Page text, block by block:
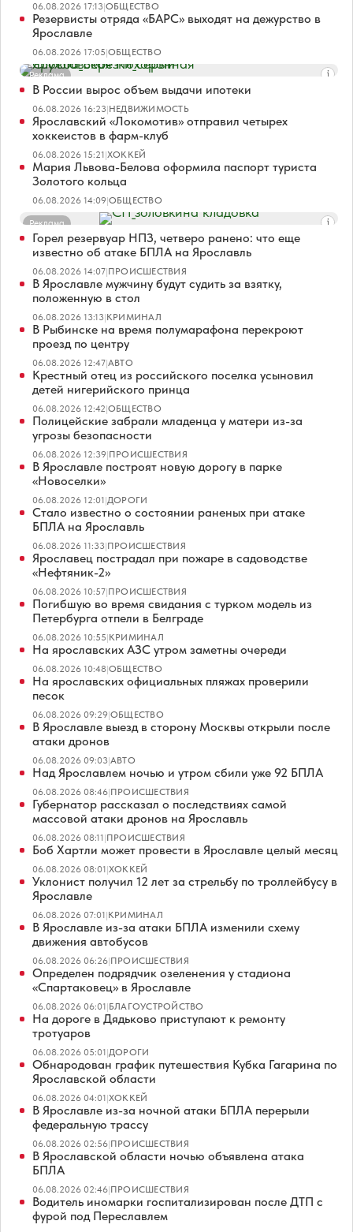
06.08.2026 17:13|ОБЩЕСТВО
Резервисты отряда «БАРС» выходят на дежурство в
Ярославле
06.08.2026 17:05|ОБЩЕСТВО
Реклама
В России вырос объем выдачи ипотеки
06.08.2026 16:23|НЕДВИЖИМОСТЬ
Ярославский «Локомотив» отправил четырех
хоккеистов в фарм-клуб
06.08.2026 15:21|ХОККЕЙ
Мария Львова-Белова оформила паспорт туриста
Золотого кольца
06.08.2026 14:09|ОБЩЕСТВО
Реклама
Горел резервуар НПЗ, четверо ранено: что еще
известно об атаке БПЛА на Ярославль
06.08.2026 14:07|ПРОИСШЕСТВИЯ
В Ярославле мужчину будут судить за взятку,
положенную в стол
06.08.2026 13:13|КРИМИНАЛ
В Рыбинске на время полумарафона перекроют
проезд по центру
06.08.2026 12:47|АВТО
Крестный отец из российского поселка усыновил
детей нигерийского принца
06.08.2026 12:42|ОБЩЕСТВО
Полицейские забрали младенца у матери из-за
угрозы безопасности
06.08.2026 12:39|ПРОИСШЕСТВИЯ
В Ярославле построят новую дорогу в парке
«Новоселки»
06.08.2026 12:01|ДОРОГИ
Стало известно о состоянии раненых при атаке
БПЛА на Ярославль
06.08.2026 11:33|ПРОИСШЕСТВИЯ
Ярославец пострадал при пожаре в садоводстве
«Нефтяник-2»
06.08.2026 10:57|ПРОИСШЕСТВИЯ
Погибшую во время свидания с турком модель из
Петербурга отпели в Белграде
06.08.2026 10:55|КРИМИНАЛ
На ярославских АЗС утром заметны очереди
06.08.2026 10:48|ОБЩЕСТВО
На ярославских официальных пляжах проверили
песок
06.08.2026 09:29|ОБЩЕСТВО
В Ярославле выезд в сторону Москвы открыли после
атаки дронов
06.08.2026 09:03|АВТО
Над Ярославлем ночью и утром сбили уже 92 БПЛА
06.08.2026 08:46|ПРОИСШЕСТВИЯ
Губернатор рассказал о последствиях самой
массовой атаки дронов на Ярославль
06.08.2026 08:11|ПРОИСШЕСТВИЯ
Боб Хартли может провести в Ярославле целый месяц
06.08.2026 08:01|ХОККЕЙ
Уклонист получил 12 лет за стрельбу по троллейбусу в
Ярославле
06.08.2026 07:01|КРИМИНАЛ
В Ярославле из-за атаки БПЛА изменили схему
движения автобусов
06.08.2026 06:26|ПРОИСШЕСТВИЯ
Определен подрядчик озеленения у стадиона
«Спартаковец» в Ярославле
06.08.2026 06:01|БЛАГОУСТРОЙСТВО
На дороге в Дядьково приступают к ремонту
тротуаров
06.08.2026 05:01|ДОРОГИ
Обнародован график путешествия Кубка Гагарина по
Ярославской области
06.08.2026 04:01|ХОККЕЙ
В Ярославле из-за ночной атаки БПЛА перерыли
федеральную трассу
06.08.2026 02:56|ПРОИСШЕСТВИЯ
В Ярославской области ночью объявлена атака
БПЛА
06.08.2026 02:46|ПРОИСШЕСТВИЯ
Водитель иномарки госпитализирован после ДТП с
фурой под Переславлем